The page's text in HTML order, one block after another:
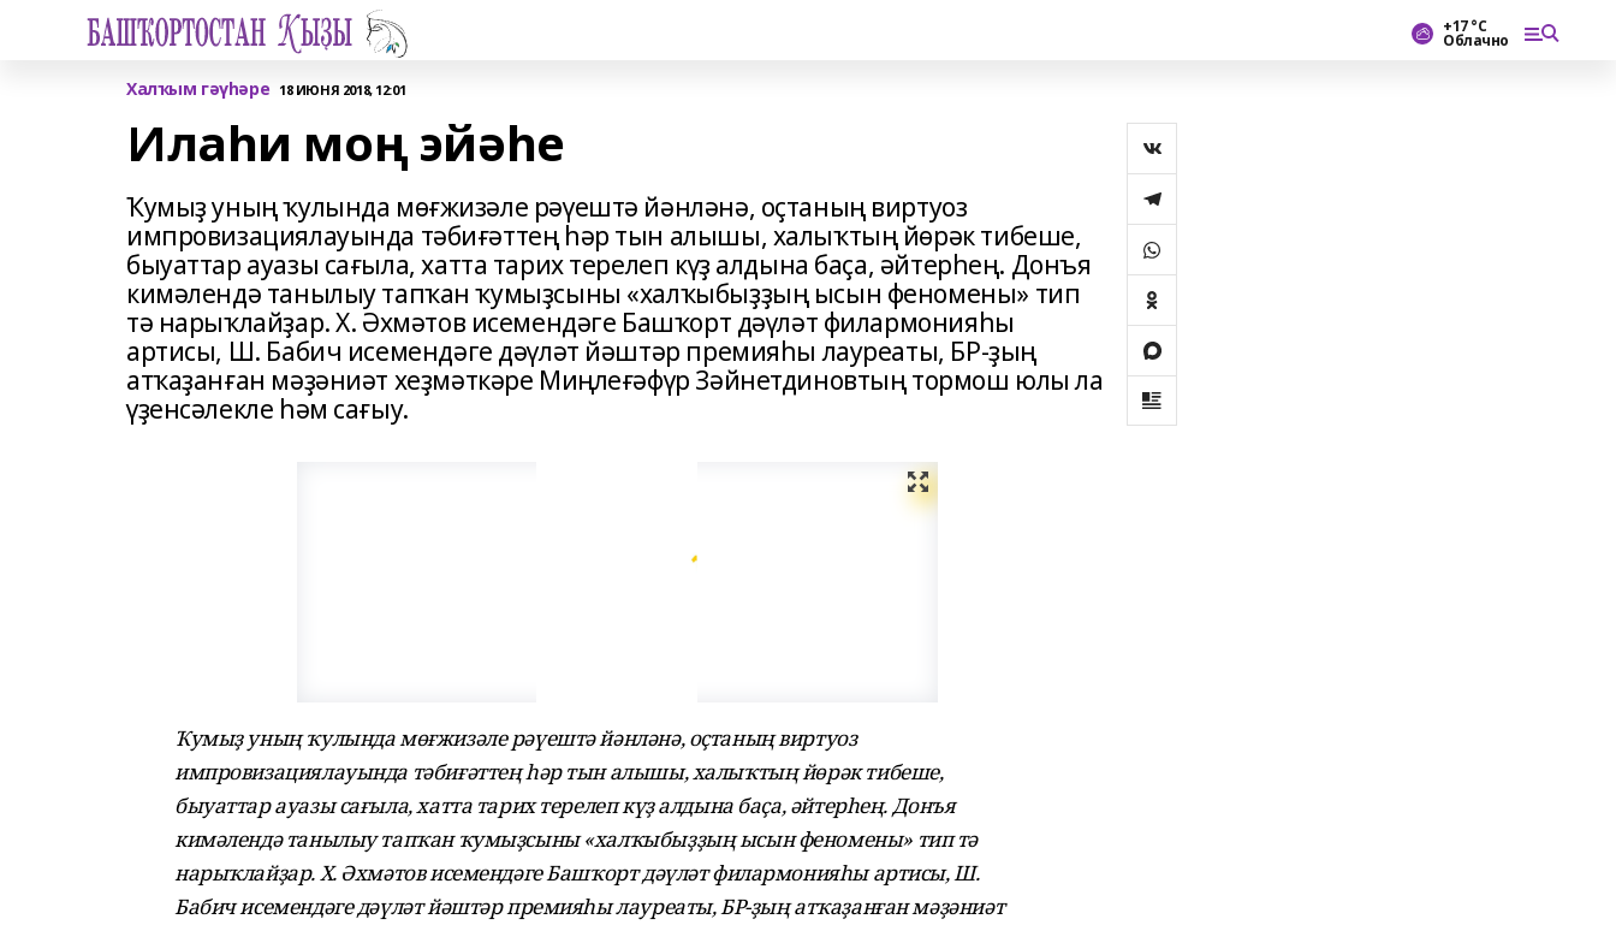
+17 °С
Облачно
Халҡым гәүһәре 18 ИЮНЯ 2018, 12:01
Илаһи моң эйәһе
Ҡумыҙ уның ҡулында мөғжизәле рәүештә йәнләнә, оҫтаның виртуоз
импровизациялауында тәбиғәттең һәр тын алышы, халыҡтың йөрәк тибеше,
быуаттар ауазы сағыла, хатта тарих терелеп күҙ алдына баҫа, әйтерһең. Донъя
кимәлендә танылыу тапҡан ҡумыҙсыны «халҡыбыҙҙың ысын феномены» тип
тә нарыҡлайҙар. Х. Әхмә­тов исемендәге Башҡорт дәүләт филармонияһы
артисы, Ш. Бабич исемендәге дәүләт йәштәр премияһы лауреаты, БР-ҙың
атҡаҙанған мәҙәниәт хеҙмәткәре Миңлеғәфүр Зәйнетдиновтың тормош юлы ла
үҙенсәлекле һәм сағыу.
Ҡумыҙ уның ҡулында мөғжизәле рәүештә йәнләнә, оҫтаның виртуоз
импровизациялауында тәбиғәттең һәр тын алышы, халыҡтың йөрәк тибеше,
быуаттар ауазы сағыла, хатта тарих терелеп күҙ алдына баҫа, әйтерһең. Донъя
кимәлендә танылыу тапҡан ҡумыҙсыны «халҡыбыҙҙың ысын феномены» тип тә
нарыҡлайҙар. Х. Әхмә­тов исемендәге Башҡорт дәүләт филармонияһы артисы,Ш.
Бабич исемендәге дәүләт йәштәр премияһы лауреаты, БР-ҙың атҡаҙанған мәҙәниәт